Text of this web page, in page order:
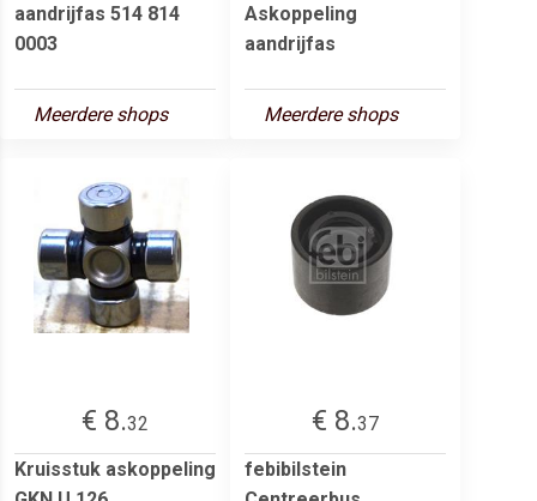
aandrijfas 514 814
0003
Meerdere shops
Askoppeling
aandrijfas
Meerdere shops
€ 8.32
Kruisstuk askoppeling
€ 8.37
febibilstein